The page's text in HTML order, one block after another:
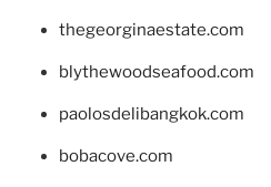
thegeorginaestate.com
blythewoodseafood.com
paolosdelibangkok.com
bobacove.com